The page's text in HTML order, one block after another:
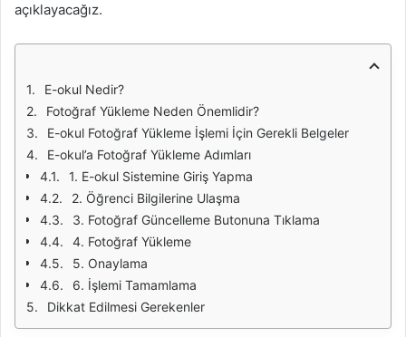
açıklayacağız.
E-okul Nedir?
Fotoğraf Yükleme Neden Önemlidir?
E-okul Fotoğraf Yükleme İşlemi İçin Gerekli Belgeler
E-okul’a Fotoğraf Yükleme Adımları
1. E-okul Sistemine Giriş Yapma
2. Öğrenci Bilgilerine Ulaşma
3. Fotoğraf Güncelleme Butonuna Tıklama
4. Fotoğraf Yükleme
5. Onaylama
6. İşlemi Tamamlama
Dikkat Edilmesi Gerekenler